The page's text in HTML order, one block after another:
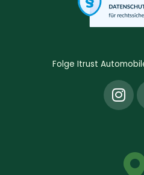
Folge Itrust